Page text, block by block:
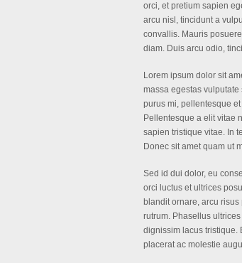
orci, et pretium sapien
arcu nisl, tincidunt a
convallis. Mauris
diam. Duis arcu odio,
Lorem ipsum dolor sit
massa egestas
purus mi, pellentesque
Pellentesque a elit vitae
sapien tristique vitae. In
Donec sit amet quam ut
Sed id dui dolor, eu
orci luctus et ultrices
blandit ornare, arcu
rutrum. Phasellus
dignissim lacus tristique.
placerat ac molestie